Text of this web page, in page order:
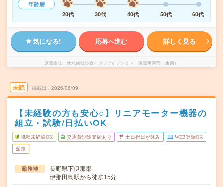
年齢層
20代
30代 40代 50代 60代
気になる! 応募へ進む 詳しく見る
派遣会社 株式会社綜合キャリアオプション 製造事業部（全国）
未読 掲載日 2026/08/09
【未経験の方も安心○】リニアモーター機器の
組立・試験/日払いOK
職種未経験OK 交通費別途支給あり 土日祝日が休み WEB登録OK
派遣
勤務地
長野県下伊那郡
伊那田島駅から徒歩15分